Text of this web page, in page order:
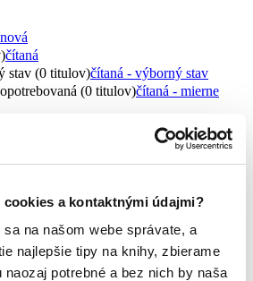
a kontaktnými údajmi?
na našom webe správate, a
najlepšie tipy na knihy, zbierame
potrebné a bez nich by naša
nová
čítaná
stav (0 titulov)čítaná - výborný stav
(0 titulov)čítaná - mierne
čítané verzie
cudzí jazyk1
(1 titul)Springer Verlag1